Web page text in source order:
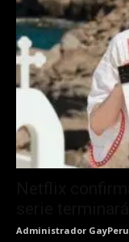
Administrador GayPeru